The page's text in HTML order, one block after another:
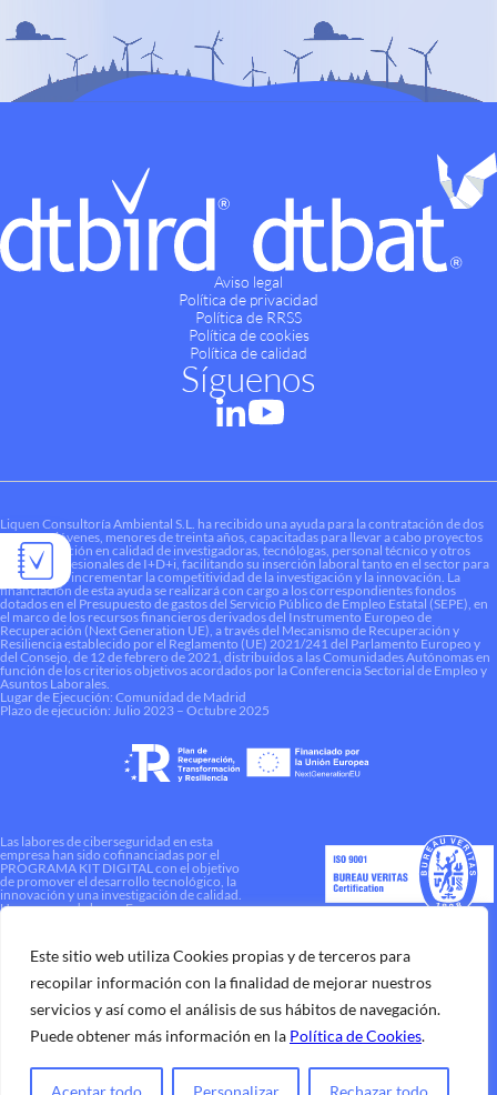
Este sitio web utiliza Cookies propias y de terceros para
recopilar información con la finalidad de mejorar nuestros
servicios y así como el análisis de sus hábitos de navegación.
Puede obtener más información en la Política de Cookies.
Personalizar Rechazar todo
Aceptar todo
Aviso legal
Política de privacidad
Política de RRSS
Política de cookies
Política de calidad
Síguenos
Liquen Consultoría Ambiental S.L. ha recibido una ayuda para la contratación de dos
personas jóvenes, menores de treinta años, capacitadas para llevar a cabo proyectos
de investigación en calidad de investigadoras, tecnólogas, personal técnico y otros
perfiles profesionales de I+D+i, facilitando su inserción laboral tanto en el sector para
contribuir a incrementar la competitividad de la investigación y la innovación. La
financiación de esta ayuda se realizará con cargo a los correspondientes fondos
dotados en el Presupuesto de gastos del Servicio Público de Empleo Estatal (SEPE), en
el marco de los recursos financieros derivados del Instrumento Europeo de
Recuperación (Next Generation UE), a través del Mecanismo de Recuperación y
Resiliencia establecido por el Reglamento (UE) 2021/241 del Parlamento Europeo y
del Consejo, de 12 de febrero de 2021, distribuidos a las Comunidades Autónomas en
función de los criterios objetivos acordados por la Conferencia Sectorial de Empleo y
Asuntos Laborales.
Lugar de Ejecución: Comunidad de Madrid
Plazo de ejecución: Julio 2023 – Octubre 2025
Las labores de ciberseguridad en esta
empresa han sido cofinanciadas por el
PROGRAMA KIT DIGITAL con el objetivo
de promover el desarrollo tecnológico, la
innovación y una investigación de calidad.
Una manera de hacer Europa